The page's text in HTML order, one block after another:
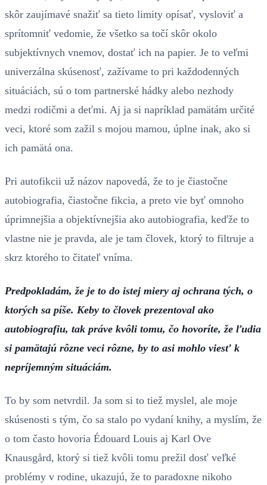
skôr zaujímavé snažiť sa tieto limity opísať, vysloviť a
sprítomniť vedomie, že všetko sa točí skôr okolo
subjektívnych vnemov, dostať ich na papier. Je to veľmi
univerzálna skúsenosť, zažívame to pri každodenných
situáciách, sú o tom partnerské hádky alebo nezhody
medzi rodičmi a deťmi. Aj ja si napríklad pamätám určité
veci, ktoré som zažil s mojou mamou, úplne inak, ako si
ich pamätá ona.
Pri autofikcii už názov napovedá, že to je čiastočne
autobiografia, čiastočne fikcia, a preto vie byť omnoho
úprimnejšia a objektívnejšia ako autobiografia, keďže to
vlastne nie je pravda, ale je tam človek, ktorý to filtruje a
skrz ktorého to čitateľ vníma.
Predpokladám, že je to do istej miery aj ochrana tých, o
ktorých sa píše. Keby to človek prezentoval ako
autobiografiu, tak práve kvôli tomu, čo hovoríte, že ľudia
si pamätajú rôzne veci rôzne, by to asi mohlo viesť k
nepríjemným situáciám.
To by som netvrdil. Ja som si to tiež myslel, ale moje
skúsenosti s tým, čo sa stalo po vydaní knihy, a myslím, že
o tom často hovoria Édouard Louis aj Karl Ove
Knausgård, ktorý si tiež kvôli tomu prežil dosť veľké
problémy v rodine, ukazujú, že to paradoxne nikoho